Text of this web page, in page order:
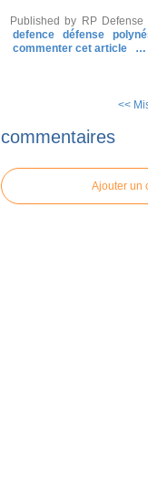
Published by RP Defense
defence
défense
commenter cet article
…
<<
commentaires
Ajouter un